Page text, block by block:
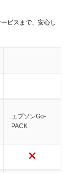
ビスまで、安心し
エプソンGo-
PACK